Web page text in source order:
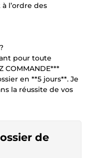
l’ordre des
pour toute
COMMANDE***
en **5 jours**. Je
la réussite de vos
de